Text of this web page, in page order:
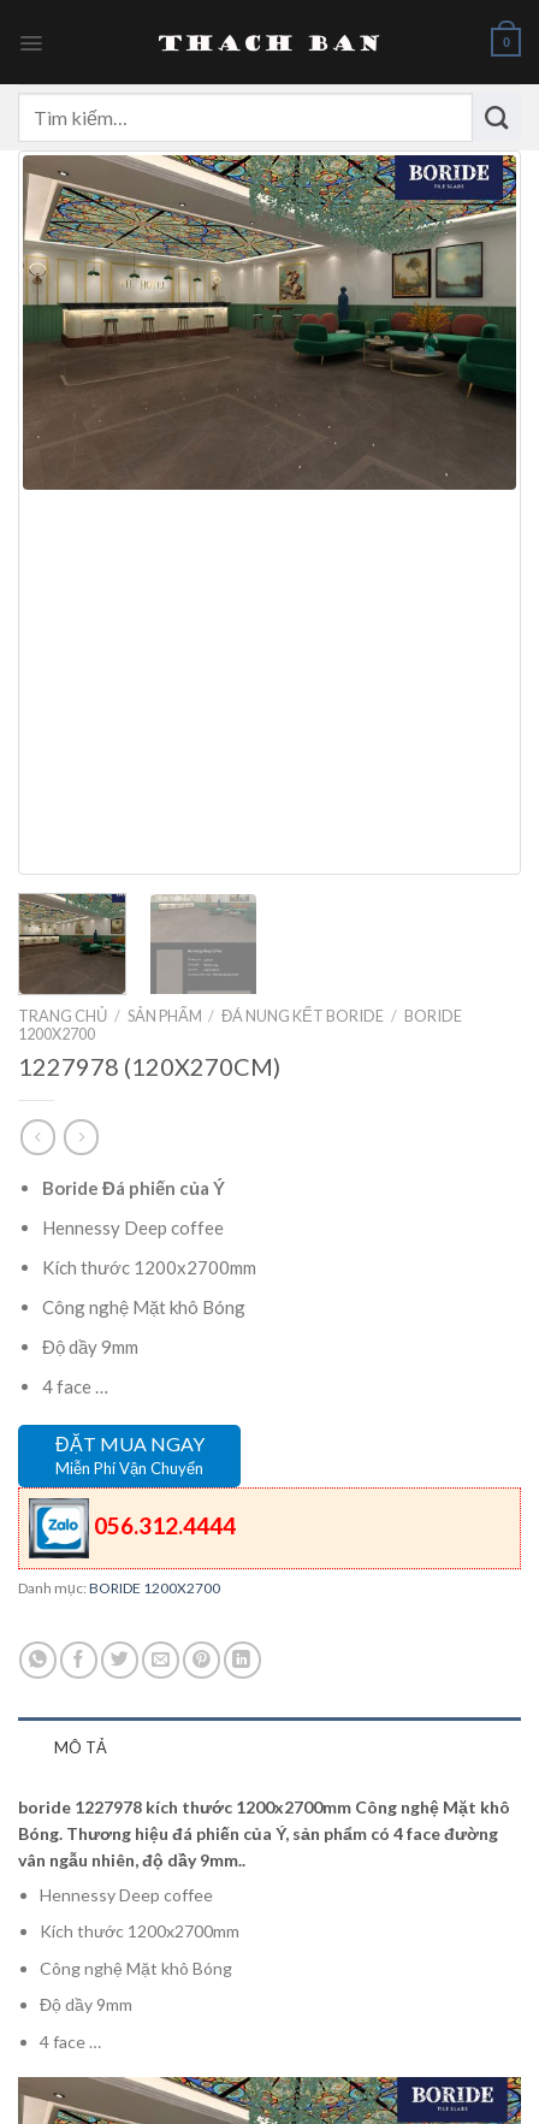
0
kiếm:
TRANG CHỦ / SẢN PHẨM / ĐÁ NUNG KẾT BORIDE / BORIDE
1200X2700
1227978 (120X270CM)
Boride Đá phiến của Ý
Hennessy Deep coffee
Kích thước 1200x2700mm
Công nghệ Mặt khô Bóng
Độ dầy 9mm
4 face …
ĐẶT MUA NGAY
Miễn Phí Vận Chuyển
056.312.4444
Danh mục: BORIDE 1200X2700
MÔ TẢ
boride 1227978 kích thước 1200x2700mm Công nghệ Mặt khô
Bóng. Thương hiệu đá phiến của Ý, sản phẩm có 4 face đường
vân ngẫu nhiên, độ dầy 9mm..
Hennessy Deep coffee
Kích thước 1200x2700mm
Công nghệ Mặt khô Bóng
Độ dầy 9mm
4 face …